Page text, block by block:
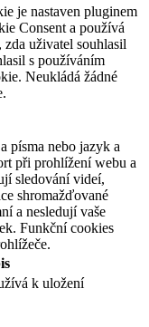
je nastaven pluginem
Consent a používá
zda uživatel souhlasil
s používáním
Neukládá žádné
písma nebo jazyk a
při prohlížení webu a
sledování videí,
shromažďované
a nesledují vaše
Funkční cookies
k uložení